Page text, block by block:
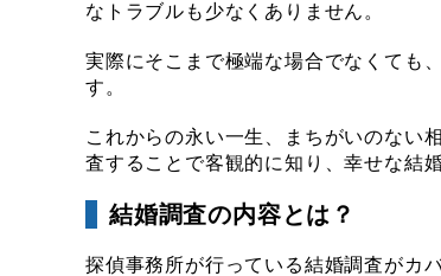
なトラブルも少なくありません。
実際にそこまで極端な場合でなくても
す。
これからの永い一生、まちがいのない
査することで客観的に知り、幸せな結
結婚調査の内容とは？
探偵事務所が行っている結婚調査がカ